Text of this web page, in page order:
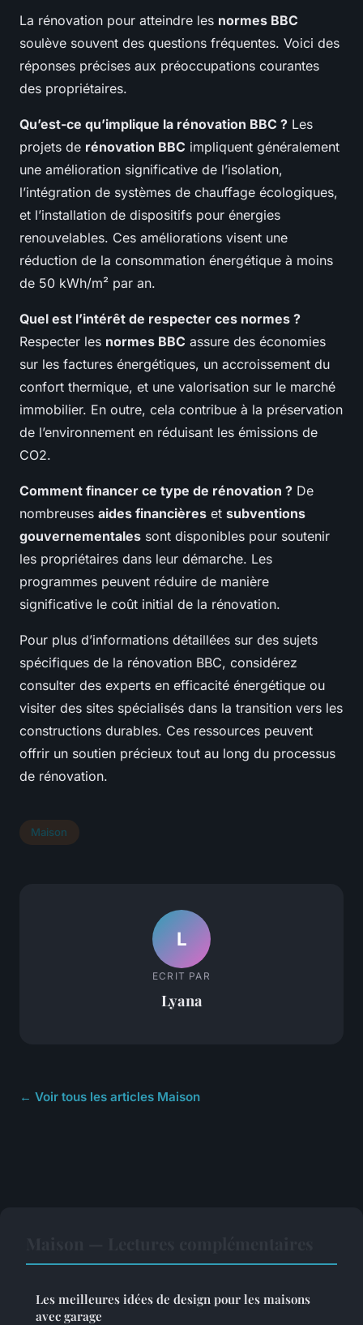
La rénovation pour atteindre les normes BBC
soulève souvent des questions fréquentes. Voici des
réponses précises aux préoccupations courantes
des propriétaires.
Qu’est-ce qu’implique la rénovation BBC ? Les
projets de rénovation BBC impliquent généralement
une amélioration significative de l’isolation,
l’intégration de systèmes de chauffage écologiques,
et l’installation de dispositifs pour énergies
renouvelables. Ces améliorations visent une
réduction de la consommation énergétique à moins
de 50 kWh/m² par an.
Quel est l’intérêt de respecter ces normes ?
Respecter les normes BBC assure des économies
sur les factures énergétiques, un accroissement du
confort thermique, et une valorisation sur le marché
immobilier. En outre, cela contribue à la préservation
de l’environnement en réduisant les émissions de
CO2.
Comment financer ce type de rénovation ? De
nombreuses aides financières et subventions
gouvernementales sont disponibles pour soutenir
les propriétaires dans leur démarche. Les
programmes peuvent réduire de manière
significative le coût initial de la rénovation.
Pour plus d’informations détaillées sur des sujets
spécifiques de la rénovation BBC, considérez
consulter des experts en efficacité énergétique ou
visiter des sites spécialisés dans la transition vers les
constructions durables. Ces ressources peuvent
offrir un soutien précieux tout au long du processus
de rénovation.
Maison
L
ECRIT PAR
Lyana
← Voir tous les articles Maison
Les meilleures idées de design pour les maisons
avec garage